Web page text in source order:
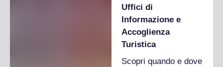
Uffici di
Informazione e
Accoglienza
Turistica
Scopri quando e dove